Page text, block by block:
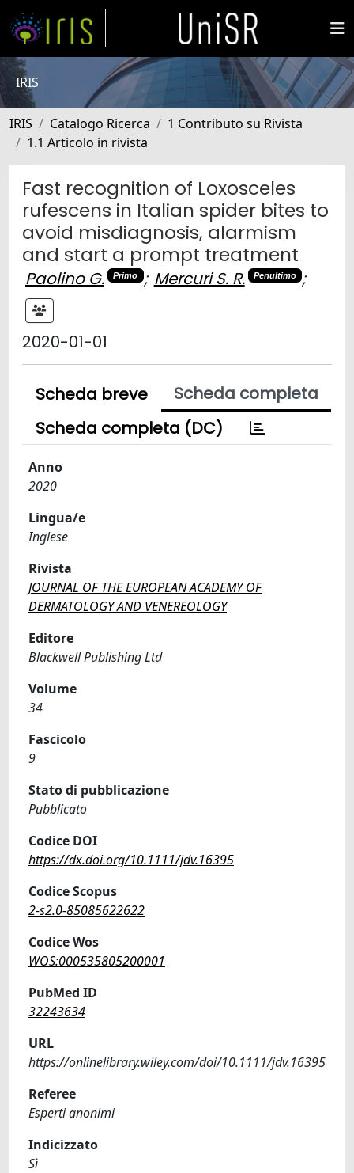
IRIS
IRIS Catalogo Ricerca
1 Contributo su Rivista
1.1 Articolo in rivista
Fast recognition of Loxosceles
rufescens in Italian spider bites to
avoid misdiagnosis, alarmism
and start a prompt treatment
Paolino G. Primo ; Mercuri S. R. Penultimo ;
2020-01-01
Scheda breve
Scheda completa
Scheda completa (DC)
Anno
2020
Lingua/e
Inglese
Rivista
JOURNAL OF THE EUROPEAN ACADEMY OF
DERMATOLOGY AND VENEREOLOGY
Editore
Blackwell Publishing Ltd
Volume
34
Fascicolo
9
Stato di pubblicazione
Pubblicato
Codice DOI
https://dx.doi.org/10.1111/jdv.16395
Codice Scopus
2-s2.0-85085622622
Codice Wos
WOS:000535805200001
PubMed ID
32243634
URL
https://onlinelibrary.wiley.com/doi/10.1111/jdv.16395
Referee
Esperti anonimi
Indicizzato
Sì